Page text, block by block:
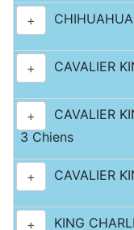
+
+ CAVALIER
+
CAVALIER
3 Chiens
+ CAVALIER
+ KING